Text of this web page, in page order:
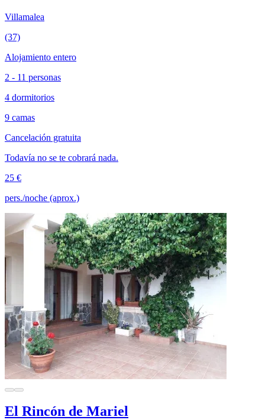
Villamalea
(37)
Alojamiento entero
2 - 11 personas
4 dormitorios
9 camas
Cancelación gratuita
Todavía no se te cobrará nada.
25 €
pers./noche (aprox.)
El Rincón de Mariel